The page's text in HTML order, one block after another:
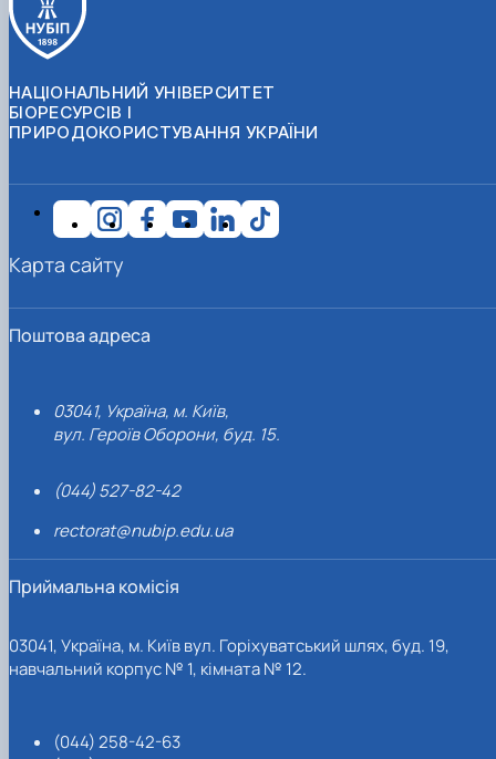
НАЦІОНАЛЬНИЙ УНІВЕРСИТЕТ
БІОРЕСУРСІВ І
ПРИРОДОКОРИСТУВАННЯ УКРАЇНИ
Поштова адреса
03041, Україна, м. Київ,
вул. Героїв Оборони, буд. 15.
(044) 527-82-42
rectorat@nubip.edu.ua
Приймальна комісія
03041, Україна, м. Київ вул. Горіхуватський шлях, буд. 19,
навчальний корпус № 1, кімната № 12.
(044) 258-42-63
Карта сайту